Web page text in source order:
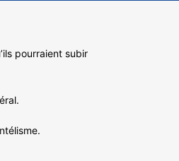
pourraient subir